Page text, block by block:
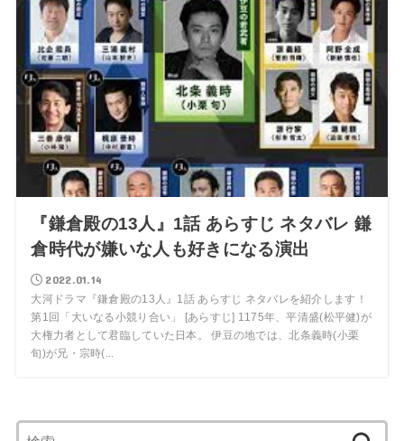
『鎌倉殿の13人』1話 あらすじ ネタバレ 鎌
倉時代が嫌いな人も好きになる演出
2022.01.14
大河ドラマ『鎌倉殿の13人』1話 あらすじ ネタバレを紹介します！
第1回「大いなる小競り合い」 [あらすじ] 1175年、平清盛(松平健)が
大権力者として君臨していた日本。 伊豆の地では、北条義時(小栗
旬)が兄・宗時(...